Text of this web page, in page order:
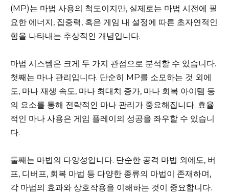
(MP)는 마법 사용의 척도이지만, 실제로는 마법 시전에 필
요한 에너지, 집중력, 혹은 게임 내 설정에 따른 초자연적인
힘을 나타내는 추상적인 개념입니다.
마법 시스템은 크게 두 가지 관점으로 분석할 수 있습니다.
첫째는 마나 관리입니다. 단순히 MP를 소모하는 것 외에
도, 마나 재생 속도, 마나 최대치 증가, 마나 회복 아이템 등
의 요소를 통해 전략적인 마나 관리가 중요해집니다. 효율
적인 마나 사용은 게임 플레이의 성공을 좌우할 수 있습니
다.
둘째는 마법의 다양성입니다. 단순한 공격 마법 외에도, 버
프, 디버프, 회복 마법 등 다양한 종류의 마법이 존재하며,
각 마법의 효과와 상호작용을 이해하는 것이 중요합니다.